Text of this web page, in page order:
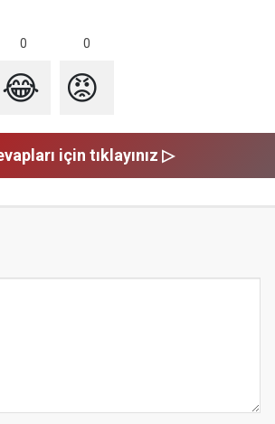
0 0
😂 😡
için tıklayınız ▷